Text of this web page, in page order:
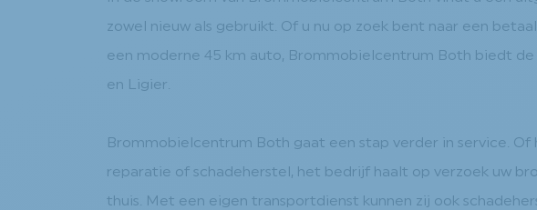
zowel nieuw als gebruikt. Of u nu op zoek bent naar een
een moderne 45 km auto, Brommobielcentrum Both biedt
en Ligier.
Brommobielcentrum Both gaat een stap verder in service. Of
reparatie of schadeherstel, het bedrijf haalt op verzoek uw
thuis. Met een eigen transportdienst kunnen zij ook